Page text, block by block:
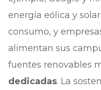
energía eólica y
consumo, y
alimentan sus
fuentes renovables
dedicadas. La